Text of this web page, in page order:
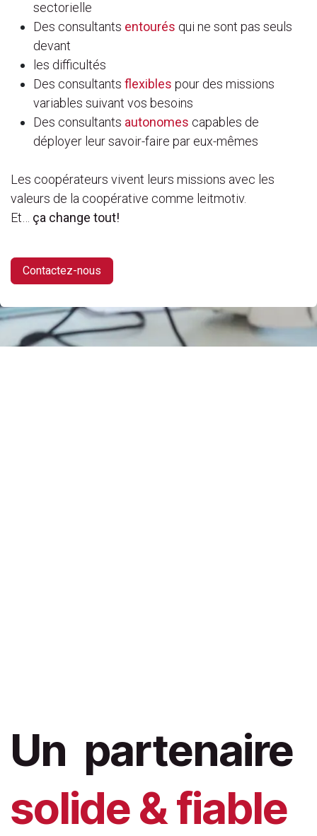
sectorielle
Des consultants entourés qui ne sont pas seuls
devant
les difficultés
Des consultants flexibles pour des missions
variables suivant vos besoins
Des consultants autonomes capables de
déployer leur savoir-faire par eux-mêmes
Les coopérateurs vivent leurs missions avec les
valeurs de la coopérative comme leitmotiv.
Et… ça change tout!
Contactez-nous
Un partenaire
solide & fiable